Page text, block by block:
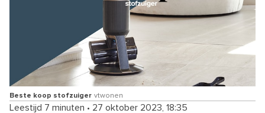
Beste koop stofzuiger vtwonen
Leestijd 7 minuten • 27 oktober 2023, 18:35